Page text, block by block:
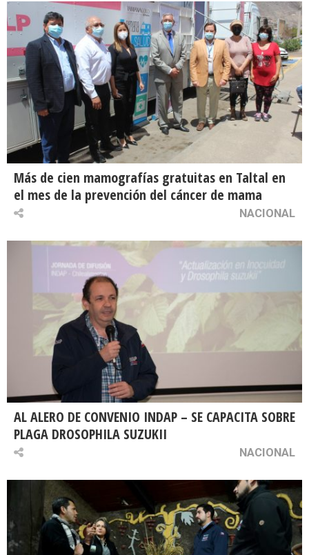
Más de cien mamografías gratuitas en Taltal en
el mes de la prevención del cáncer de mama
NACIONAL
AL ALERO DE CONVENIO INDAP – SE CAPACITA SOBRE
PLAGA DROSOPHILA SUZUKII
NACIONAL